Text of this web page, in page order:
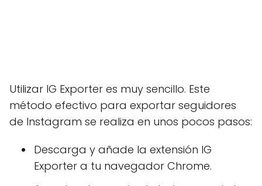
Utilizar IG Exporter es muy sencillo. Este
método efectivo para exportar seguidores
de Instagram se realiza en unos pocos pasos:
Descarga y añade la extensión IG
Exporter a tu navegador Chrome.